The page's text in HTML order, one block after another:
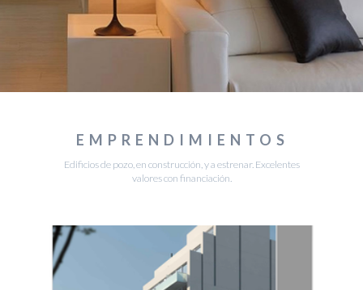
EMPRENDIMIENTOS
Edificios de pozo, en construcción, y a estrenar. Excelentes
valores con financiación.